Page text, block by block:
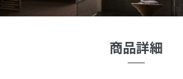
商品詳細